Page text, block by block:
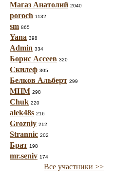
Магаз Анатолий 2040
poroch 1132
sm 865
Yana 398
Admin 334
Борис Ассеев 320
Скилеф 305
Белков Альберт 299
МНМ 298
Chuk 220
alek48s 216
Grozniy 212
Strannic 202
Брат 198
mr.seniv 174
Все участники >>